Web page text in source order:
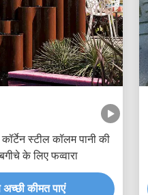
स्टील कॉलम पानी की
के लिए फव्वारा
कीमत पाएं